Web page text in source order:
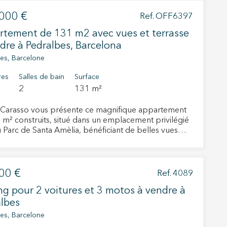
€ Ref. OFF6397
de 131 m2 avec vues et terrasse
à Pedralbes, Barcelona
Barcelone
Salles de bain
2
Surface
131 m²
vous présente ce magnifique appartement
m² construits, situé dans un emplacement privilégié
Parc de Santa Amèlia, bénéficiant de belles vues
Le vaste salon-salle à manger, lumineux grâce
terrasse, idéale pour profiter du soleil de l’après-
cuisine, spacieuse et pratique, dispose d’un
espace repas quotidien ainsi que d’une galerie
€ Ref. 4089
pour 2 voitures et 3 motos à vendre à
Barcelone
choix
le